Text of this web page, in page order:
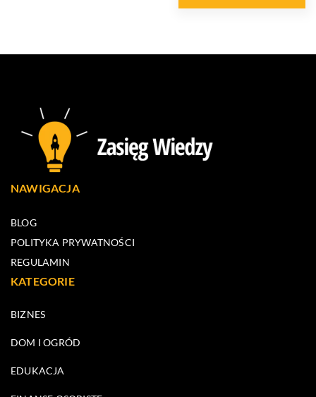
NAWIGACJA
BLOG
POLITYKA PRYWATNOŚCI
REGULAMIN
KATEGORIE
BIZNES
DOM I OGRÓD
EDUKACJA